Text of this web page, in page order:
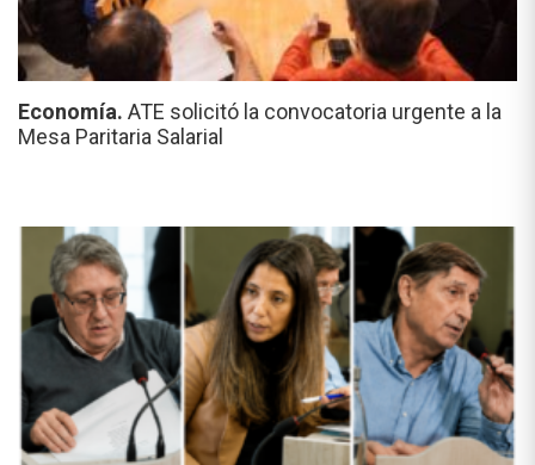
Economía. ATE solicitó la convocatoria urgente a la
Mesa Paritaria Salarial